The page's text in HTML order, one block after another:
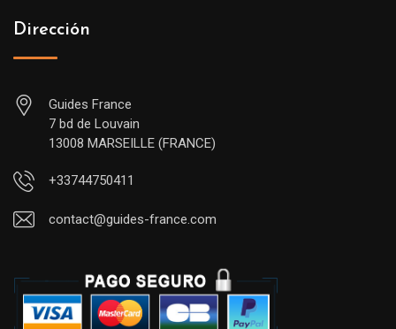
Dirección
Guides France
7 bd de Louvain
13008 MARSEILLE (FRANCE)
+33744750411
contact@guides-france.com